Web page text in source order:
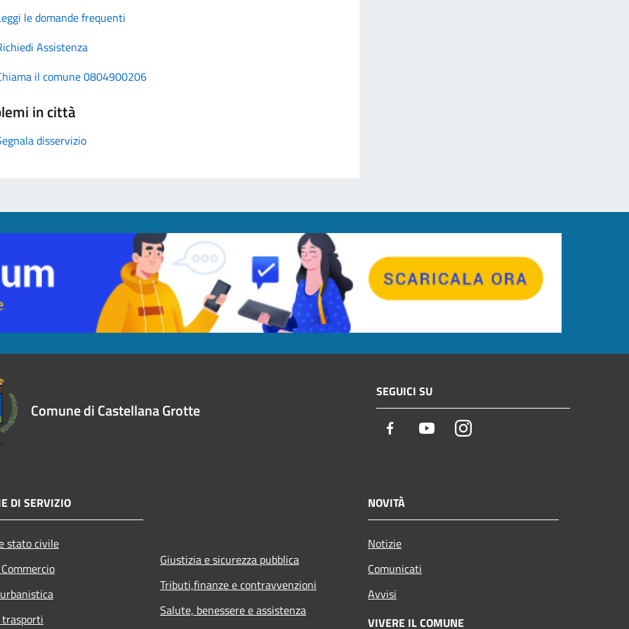
le domande frequenti
Assistenza
il comune 0804900206
in città
disservizio
Comune di Castellana Grotte
SEGUICI SU
Facebook YoutubeInstagram
DI SERVIZIO
stato civile
Giustizia e sicurezza pubblica
Tributi,finanze e contravvenzioni
Salute, benessere e assistenza
NOVITÀ
Notizie
Comunicati
Avvisi
VIVERE IL COMUNE